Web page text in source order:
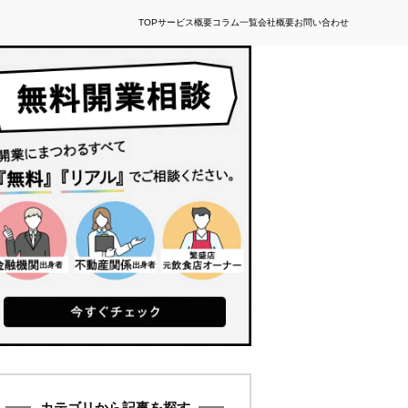
TOPサービス概要コラム一覧会社概要お問い合わせ